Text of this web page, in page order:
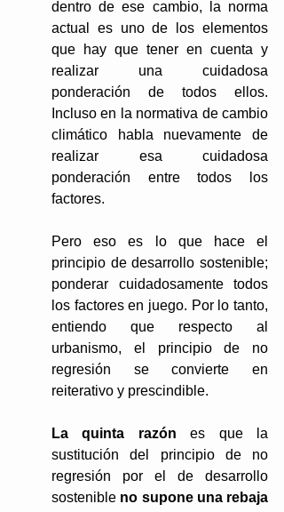
dentro de ese cambio, la norma
actual es uno de los elementos
que hay que tener en cuenta y
realizar una cuidadosa
ponderación de todos ellos.
Incluso en la normativa de cambio
climático habla nuevamente de
realizar esa cuidadosa
ponderación entre todos los
factores.
Pero eso es lo que hace el
principio de desarrollo sostenible;
ponderar cuidadosamente todos
los factores en juego. Por lo tanto,
entiendo que respecto al
urbanismo, el principio de no
regresión se convierte en
reiterativo y prescindible.
La quinta razón es que la
sustitución del principio de no
regresión por el de desarrollo
sostenible no supone una rebaja